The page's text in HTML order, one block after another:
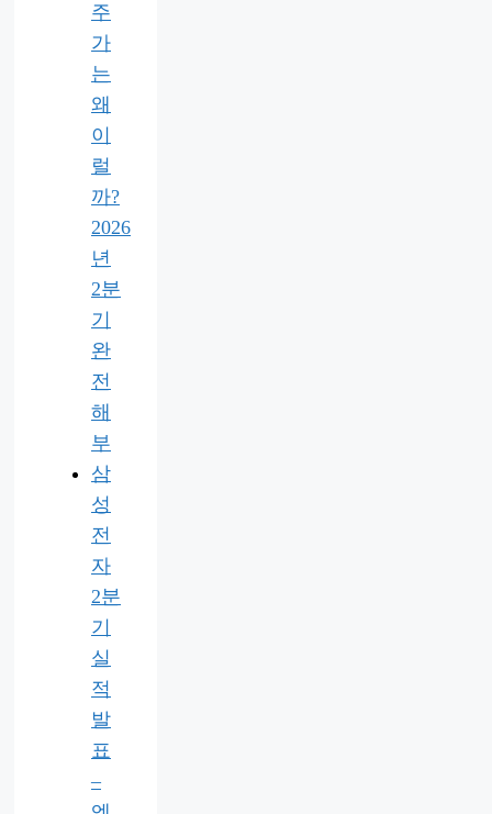
주
가
는
왜
이
럴
까?
2026
년
2분
기
완
전
해
부
삼
성
전
자
2분
기
실
적
발
표
–